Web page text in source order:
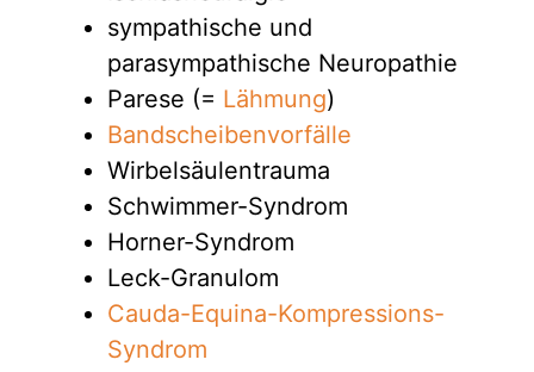
sympathische und
parasympathische Neuropathie
Parese (= Lähmung)
Bandscheibenvorfälle
Wirbelsäulentrauma
Schwimmer-Syndrom
Horner-Syndrom
Leck-Granulom
Cauda-Equina-Kompressions-
Syndrom